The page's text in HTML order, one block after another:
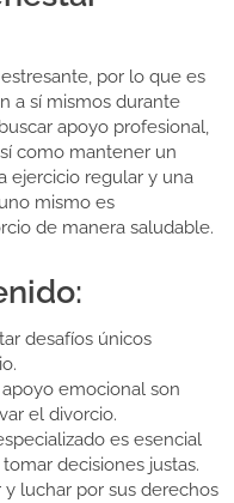
por lo que es
a sí mismos durante
apoyo profesional,
como mantener un
ejercicio regular y una
mismo es
de manera saludable.
desafíos únicos
emocional son
el divorcio.
es esencial
decisiones justas.
luchar por sus derechos